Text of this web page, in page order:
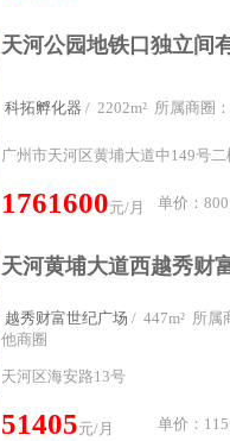
科拓孵化器 / 2202m² 所属商圈
广州市天河区黄埔大道中149号
1761600元/月 单价：800
越秀财富世纪广场 / 447m² 所属
他商圈
天河区海安路13号
51405元/月 单价：115